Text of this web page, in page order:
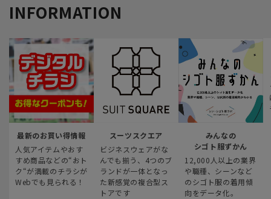
INFORMATION
最新のお買い得情報
人気アイテムやおす
すめ商品などの“おト
ク“が満載のチラシが
Webでも見られる！
スーツスクエア
ビジネスウェアがな
んでも揃う、4つのブ
ランドが一体となっ
た新感覚の複合型ス
トアです
みんなの
シゴト服ずかん
12,000人以上の業界
や職種、シーンなど
のシゴト服の着用傾
向をデータ化。